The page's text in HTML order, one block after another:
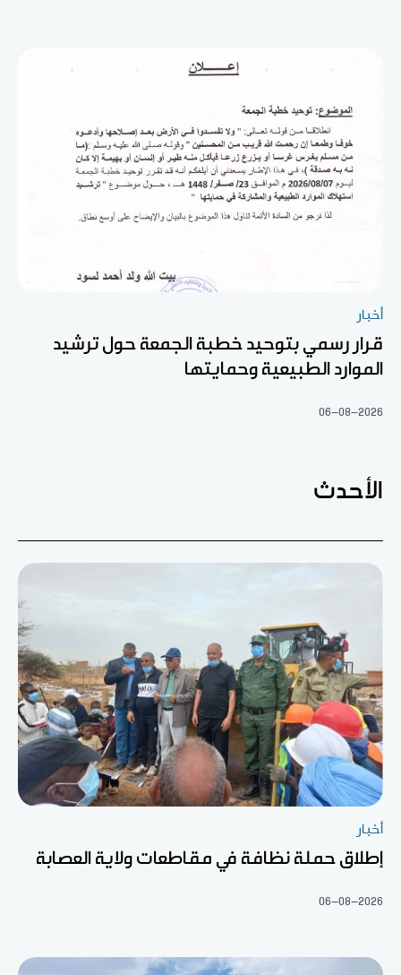
أخبار
قرار رسمي بتوحيد خطبة الجمعة حول ترشيد
الموارد الطبيعية وحمايتها
06-08-2026
الأحدث
أخبار
إطلاق حملة نظافة في مقاطعات ولاية العصابة
06-08-2026